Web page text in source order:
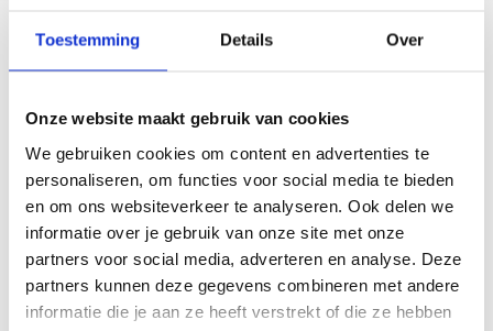
Toestemming Details Over
Onze website maakt gebruik van cookies
We gebruiken cookies om content en advertenties te
personaliseren, om functies voor social media te bieden
en om ons websiteverkeer te analyseren. Ook delen we
informatie over je gebruik van onze site met onze
partners voor social media, adverteren en analyse. Deze
partners kunnen deze gegevens combineren met andere
informatie die je aan ze heeft verstrekt of die ze hebben
Actiebundel
Kamado Joe Big Joe I -
Starter Bundel
De Kamado Joe Big Joe I is
nu extra voordelig te...
Direct leverbaar
1.636,85
Kamado Joe Big Joe II
met onderstel en z...
De Big Joe is superieur in
formaat en biedt een ...
Direct leverbaar